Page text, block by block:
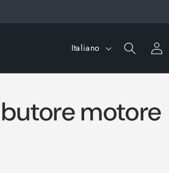
g
u
Italiano Accedi
motore